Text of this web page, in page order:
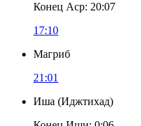
Конец Аср: 20:07
17:10
Магриб
21:01
Иша (Иджтихад)